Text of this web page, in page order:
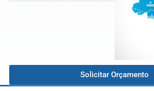
Solicitar Orçamento